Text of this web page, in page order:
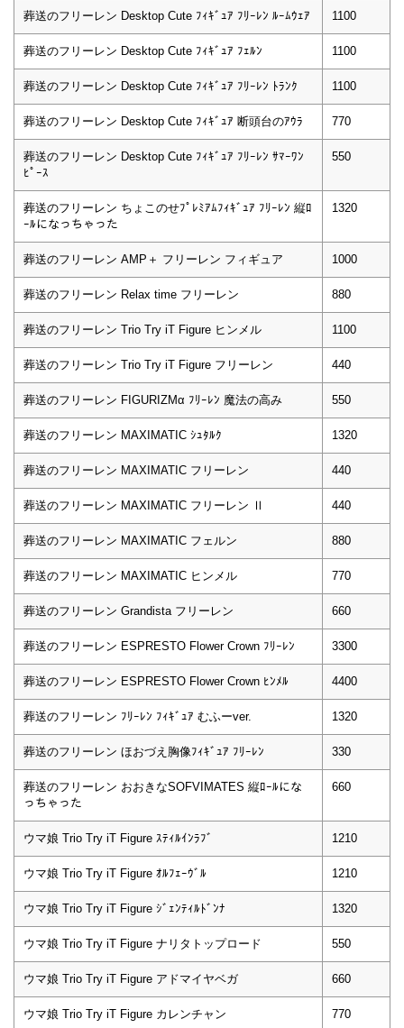
葬送のフリーレン Desktop Cute ﾌｨｷﾞｭｱ ﾌﾘｰﾚﾝ ﾙｰﾑｳｪｱ 1100
葬送のフリーレン Desktop Cute ﾌｨｷﾞｭｱ ﾌｪﾙﾝ 1100
葬送のフリーレン Desktop Cute ﾌｨｷﾞｭｱ ﾌﾘｰﾚﾝ ﾄﾗﾝｸ 1100
葬送のフリーレン Desktop Cute ﾌｨｷﾞｭｱ 断頭台のｱｳﾗ 770
葬送のフリーレン Desktop Cute ﾌｨｷﾞｭｱ ﾌﾘｰﾚﾝ ｻﾏｰﾜﾝ
ﾋﾟｰｽ
550
葬送のフリーレン ちょこのせﾌﾟﾚﾐｱﾑﾌｨｷﾞｭｱ ﾌﾘｰﾚﾝ 縦ﾛ
ｰﾙになっちゃった
1320
葬送のフリーレン AMP＋ フリーレン フィギュア 1000
葬送のフリーレン Relax time フリーレン 880
葬送のフリーレン Trio Try iT Figure ヒンメル 1100
葬送のフリーレン Trio Try iT Figure フリーレン 440
葬送のフリーレン FIGURIZMα ﾌﾘｰﾚﾝ 魔法の高み 550
葬送のフリーレン MAXIMATIC ｼｭﾀﾙｸ 1320
葬送のフリーレン MAXIMATIC フリーレン 440
葬送のフリーレン MAXIMATIC フリーレン Ⅱ 440
葬送のフリーレン MAXIMATIC フェルン 880
葬送のフリーレン MAXIMATIC ヒンメル 770
葬送のフリーレン Grandista フリーレン 660
葬送のフリーレン ESPRESTO Flower Crown ﾌﾘｰﾚﾝ 3300
葬送のフリーレン ESPRESTO Flower Crown ﾋﾝﾒﾙ 4400
葬送のフリーレン ﾌﾘｰﾚﾝ ﾌｨｷﾞｭｱ むふーver. 1320
葬送のフリーレン ほおづえ胸像ﾌｨｷﾞｭｱ ﾌﾘｰﾚﾝ 330
葬送のフリーレン おおきなSOFVIMATES 縦ﾛｰﾙにな
っちゃった
660
ウマ娘 Trio Try iT Figure ｽﾃｨﾙｲﾝﾗﾌﾞ 1210
ウマ娘 Trio Try iT Figure ｵﾙﾌｪｰｳﾞﾙ 1210
ウマ娘 Trio Try iT Figure ｼﾞｪﾝﾃｨﾙﾄﾞﾝﾅ 1320
ウマ娘 Trio Try iT Figure ナリタトップロード 550
ウマ娘 Trio Try iT Figure アドマイヤベガ 660
ウマ娘 Trio Try iT Figure カレンチャン 770